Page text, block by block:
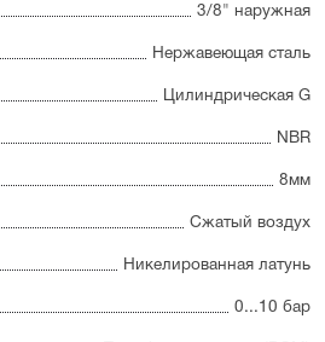
3/8" наружная
Нержавеющая сталь
Цилиндрическая G
NBR
8мм
Сжатый воздух
Никелированная латунь
0...10 бар